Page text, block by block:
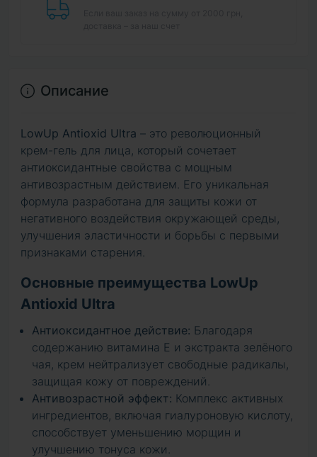
Описание
LowUp Antioxid Ultra – это революционный
крем-гель для лица, который сочетает
антиоксидантные свойства с мощным
антивозрастным действием. Его уникальная
формула разработана для защиты кожи от
негативного воздействия окружающей среды,
улучшения эластичности и борьбы с первыми
признаками старения.
Основные преимущества LowUp
Antioxid Ultra
Антиоксидантное действие: Благодаря
содержанию витамина E и экстракта зелёного
чая, крем нейтрализует свободные радикалы,
защищая кожу от повреждений.
Антивозрастной эффект: Комплекс активных
ингредиентов, включая гиалуроновую кислоту,
способствует уменьшению морщин и
улучшению тонуса кожи.